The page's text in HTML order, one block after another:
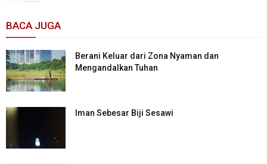
BACA JUGA
Berani Keluar dari Zona Nyaman dan
Mengandalkan Tuhan
Iman Sebesar Biji Sesawi